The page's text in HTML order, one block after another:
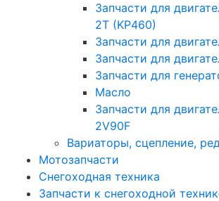
Запчасти для
2T (KP460)
Запчасти для
Запчасти для
Запчасти для
Масло
Запчасти для
2V90F
Вариаторы, сцепление,
Мотозапчасти
Снегоходная техника
Запчасти к снегоходной